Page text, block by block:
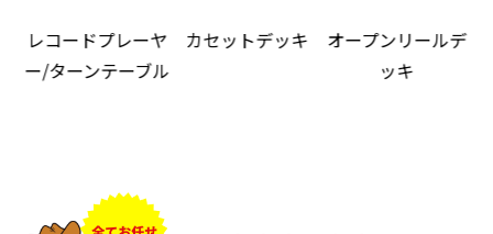
レコードプレーヤ
ー/ターンテーブル
カセットデッキ
オープンリールデ
ッキ